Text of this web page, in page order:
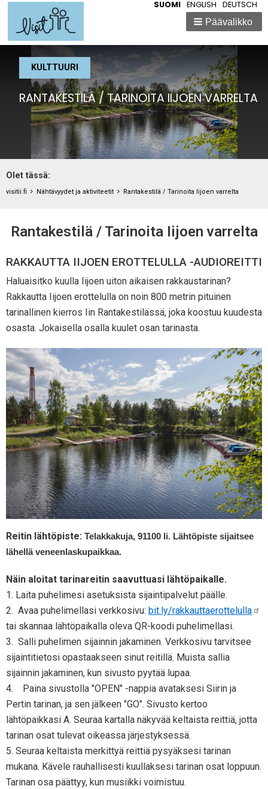
Päävalikko
ENGLISH
SUOMI DEUTSCH
KULTTUURI
RANTAKESTILÄ / TARINOITA IIJOEN VARRELTA
Breadcrumbs
You
are
Olet tässä:
visitii.fi Nähtävyydet ja aktiviteetit Rantakestilä / Tarinoita Iijoen varrelta
Rantakestilä / Tarinoita Iijoen varrelta
RAKKAUTTA IIJOEN EROTTELULLA -AUDIOREITTI
Haluaisitko kuulla Iijoen uiton aikaisen rakkaustarinan?
Rakkautta Iijoen erottelulla on noin 800 metrin pituinen
tarinallinen kierros Iin Rantakestilässä, joka koostuu kuudesta
osasta. Jokaisella osalla kuulet osan tarinasta.
Reitin lähtöpiste: Telakkakuja, 91100 Ii. Lähtöpiste sijaitsee
lähellä veneenlaskupaikkaa.
Näin aloitat tarinareitin saavuttuasi lähtöpaikalle.
1. Laita puhelimesi asetuksista sijaintipalvelut päälle.
2. Avaa puhelimellasi verkkosivu: bit.ly/rakkauttaerottelulla
tai skannaa lähtöpaikalla oleva QR-koodi puhelimellasi.
3. Salli puhelimen sijainnin jakaminen. Verkkosivu tarvitsee
sijaintitietosi opastaakseen sinut reitillä. Muista sallia
sijainnin jakaminen, kun sivusto pyytää lupaa.
4. Paina sivustolla "OPEN" -nappia avataksesi Siirin ja
Pertin tarinan, ja sen jälkeen "GO". Sivusto kertoo
lähtöpaikkasi A. Seuraa kartalla näkyvää keltaista reittiä, jotta
tarinan osat tulevat oikeassa järjestyksessä.
5. Seuraa keltaista merkittyä reittiä pysyäksesi tarinan
mukana. Kävele rauhallisesti kuullaksesi tarinan osat loppuun.
Tarinan osa päättyy, kun musiikki voimistuu.